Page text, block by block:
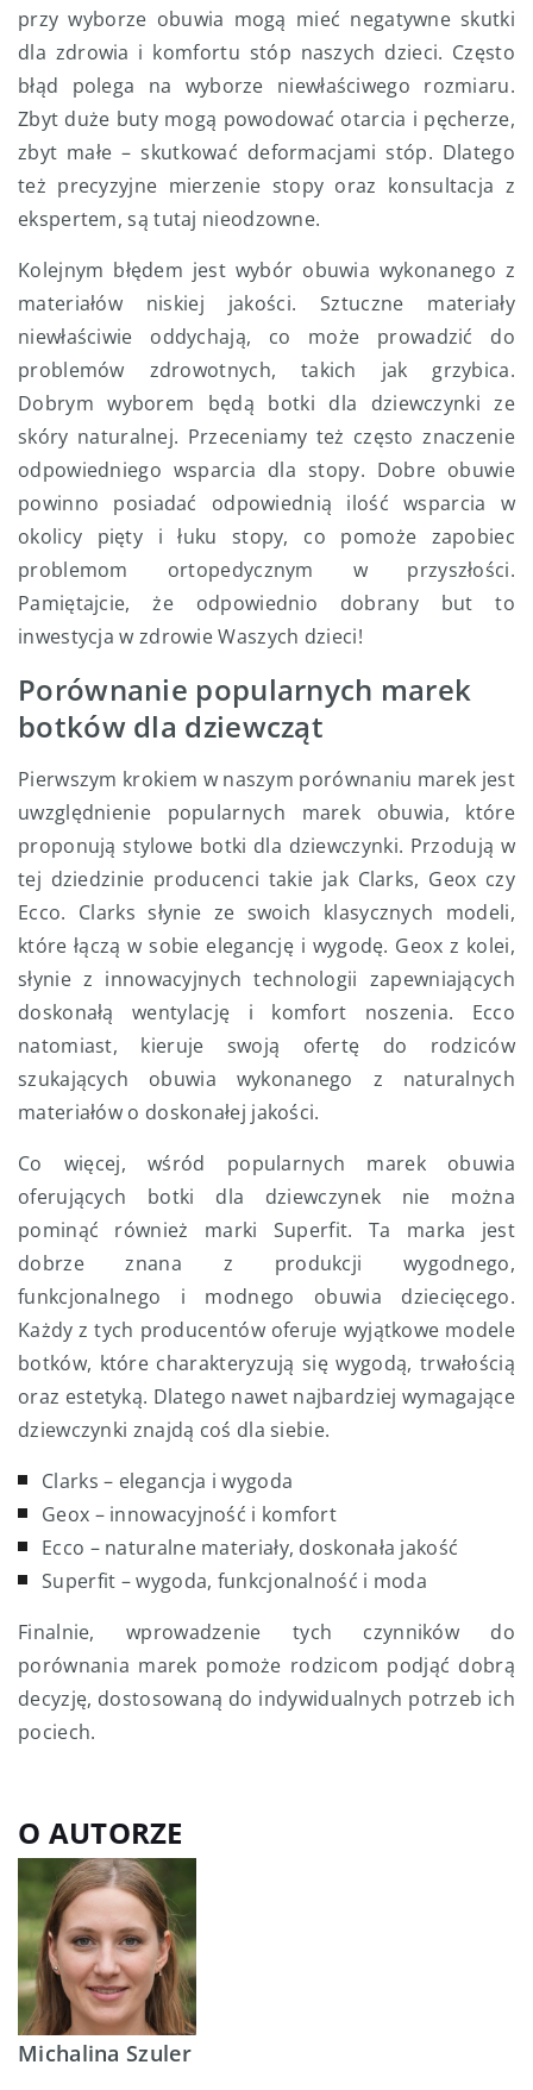
przy wyborze obuwia mogą mieć negatywne skutki
dla zdrowia i komfortu stóp naszych dzieci. Często
błąd polega na wyborze niewłaściwego rozmiaru.
Zbyt duże buty mogą powodować otarcia i pęcherze,
zbyt małe – skutkować deformacjami stóp. Dlatego
też precyzyjne mierzenie stopy oraz konsultacja z
ekspertem, są tutaj nieodzowne.
Kolejnym błędem jest wybór obuwia wykonanego z
materiałów niskiej jakości. Sztuczne materiały
niewłaściwie oddychają, co może prowadzić do
problemów zdrowotnych, takich jak grzybica.
Dobrym wyborem będą botki dla dziewczynki ze
skóry naturalnej. Przeceniamy też często znaczenie
odpowiedniego wsparcia dla stopy. Dobre obuwie
powinno posiadać odpowiednią ilość wsparcia w
okolicy pięty i łuku stopy, co pomoże zapobiec
problemom ortopedycznym w przyszłości.
Pamiętajcie, że odpowiednio dobrany but to
inwestycja w zdrowie Waszych dzieci!
Porównanie popularnych marek
botków dla dziewcząt
Pierwszym krokiem w naszym porównaniu marek jest
uwzględnienie popularnych marek obuwia, które
proponują stylowe botki dla dziewczynki. Przodują w
tej dziedzinie producenci takie jak Clarks, Geox czy
Ecco. Clarks słynie ze swoich klasycznych modeli,
które łączą w sobie elegancję i wygodę. Geox z kolei,
słynie z innowacyjnych technologii zapewniających
doskonałą wentylację i komfort noszenia. Ecco
natomiast, kieruje swoją ofertę do rodziców
szukających obuwia wykonanego z naturalnych
materiałów o doskonałej jakości.
Co więcej, wśród popularnych marek obuwia
oferujących botki dla dziewczynek nie można
pominąć również marki Superfit. Ta marka jest
dobrze znana z produkcji wygodnego,
funkcjonalnego i modnego obuwia dziecięcego.
Każdy z tych producentów oferuje wyjątkowe modele
botków, które charakteryzują się wygodą, trwałością
oraz estetyką. Dlatego nawet najbardziej wymagające
dziewczynki znajdą coś dla siebie.
Clarks – elegancja i wygoda
Geox – innowacyjność i komfort
Ecco – naturalne materiały, doskonała jakość
Superfit – wygoda, funkcjonalność i moda
Finalnie, wprowadzenie tych czynników do
porównania marek pomoże rodzicom podjąć dobrą
decyzję, dostosowaną do indywidualnych potrzeb ich
pociech.
O AUTORZE
Michalina Szuler